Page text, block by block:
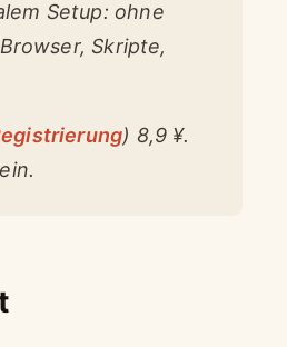
Setup: ohne
Skripte,
) 8,9 ¥.